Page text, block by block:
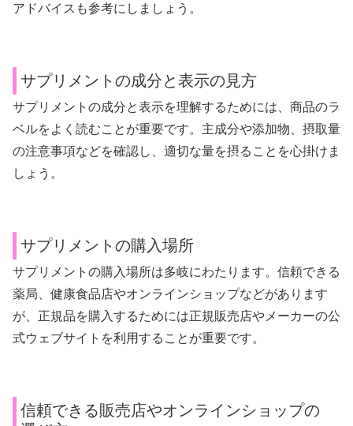
アドバイスも参考にしましょう。
サプリメントの成分と表示の見方
サプリメントの成分と表示を理解するためには、商品のラ
ベルをよく読むことが重要です。主成分や添加物、摂取量
の注意事項などを確認し、適切な量を摂ることを心掛けま
しょう。
サプリメントの購入場所
サプリメントの購入場所は多岐にわたります。信頼できる
薬局、健康食品店やオンラインショップなどがあります
が、正規品を購入するためには正規販売店やメーカーの公
式ウェブサイトを利用することが重要です。
信頼できる販売店やオンラインショップの